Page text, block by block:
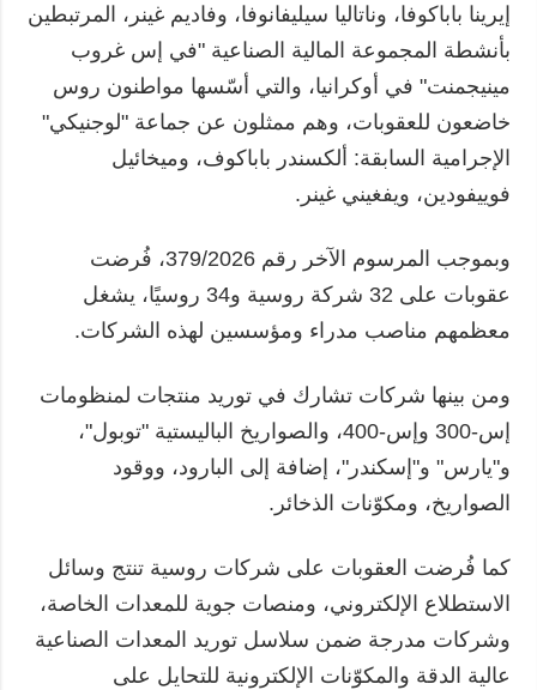
إيرينا باباكوفا، وناتاليا سيليفانوفا، وفاديم غينر، المرتبطين
بأنشطة المجموعة المالية الصناعية "في إس غروب
مينيجمنت" في أوكرانيا، والتي أسّسها مواطنون روس
خاضعون للعقوبات، وهم ممثلون عن جماعة "لوجنيكي"
الإجرامية السابقة: ألكسندر باباكوف، وميخائيل
فوييفودين، ويفغيني غينر.
وبموجب المرسوم الآخر رقم 379/2026، فُرضت
عقوبات على 32 شركة روسية و34 روسيًا، يشغل
معظمهم مناصب مدراء ومؤسسين لهذه الشركات.
ومن بينها شركات تشارك في توريد منتجات لمنظومات
إس-300 وإس-400، والصواريخ الباليستية "توبول"،
و"يارس" و"إسكندر"، إضافة إلى البارود، ووقود
الصواريخ، ومكوّنات الذخائر.
كما فُرضت العقوبات على شركات روسية تنتج وسائل
الاستطلاع الإلكتروني، ومنصات جوية للمعدات الخاصة،
وشركات مدرجة ضمن سلاسل توريد المعدات الصناعية
عالية الدقة والمكوّنات الإلكترونية للتحايل على